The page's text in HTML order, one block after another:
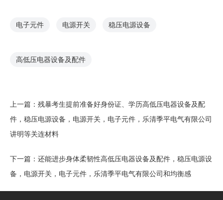
电子元件 电源开关 稳压电源设备
高低压电器设备及配件
上一篇： 残暴考生提前准备好身份证、学历高低压电器设备及配
件，稳压电源设备，电源开关，电子元件，乐清季平电气有限公司
讲明等关连材料
下一篇： 还能进步身体柔韧性高低压电器设备及配件，稳压电源设
备，电源开关，电子元件，乐清季平电气有限公司和均衡感